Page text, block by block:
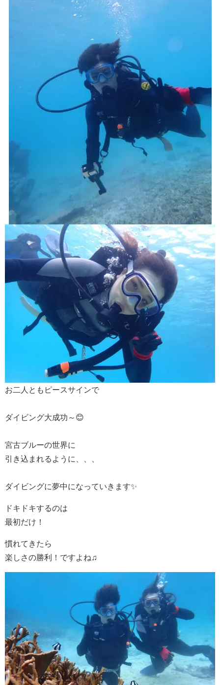
お二人ともピースサインで
ダイビング大成功～😊
宮古ブルーの世界に
引き込まれるように、、、
ダイビングに夢中になっていきます✨
ドキドキするのは
最初だけ！
慣れてきたら
楽しさの勝利！ですよね♫